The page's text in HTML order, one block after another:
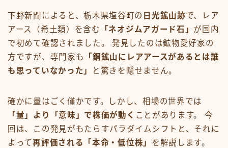
下野新聞によると、栃木県塩谷町の 日光鉱山跡で、レア
アース（希土類）を含む
「ネオジムアガード石」 が国内
で初めて確認されました。 発見したのは鉱物愛好家の
方ですが、専門家も
「銅鉱山にレアアースがあるとは誰
も思っていなかった」
と驚きを隠せません。
確かに量はごく僅かです。しかし、相場の世界では
「量」より「意味」で株価が動く ことがあります。 今
回は、この発見がもたらすパラダイムシフトと、それに
よって再評価される「本命・低位株」 を解説します。